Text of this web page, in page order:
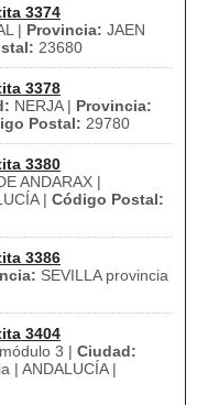
3374
| Provincia: JAEN
23680
3378
NERJA | Provincia:
Postal: 29780
3380
ANDARAX |
| Código Postal:
3386
SEVILLA provincia
3404
3 | Ciudad:
| ANDALUCÍA |